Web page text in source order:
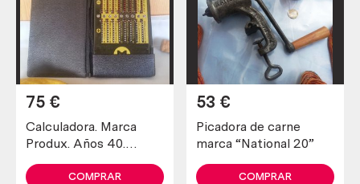
Calculadora. Marca
Produx. Años 40.
Antigua.
75 €
COMPRAR
Picadora de carne
marca “National 20”
53 €
COMPRAR